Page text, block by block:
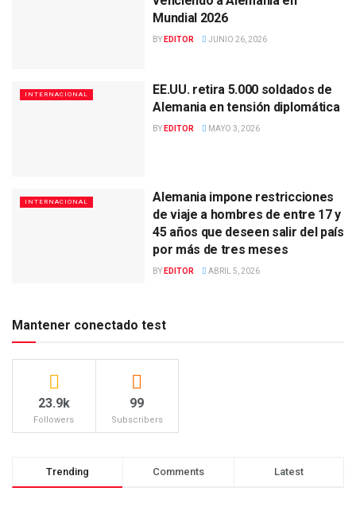
Mundial 2026
BY EDITOR JUNIO 26, 2026
INTERNACIONAL
EE.UU. retira 5.000 soldados de
Alemania en tensión diplomática
BY EDITOR MAYO 3, 2026
INTERNACIONAL
Alemania impone restricciones
de viaje a hombres de entre 17 y
45 años que deseen salir del país
por más de tres meses
BY EDITOR ABRIL 5, 2026
Mantener conectado test
23.9k
Followers
99
Subscribers
Trending Comments Latest